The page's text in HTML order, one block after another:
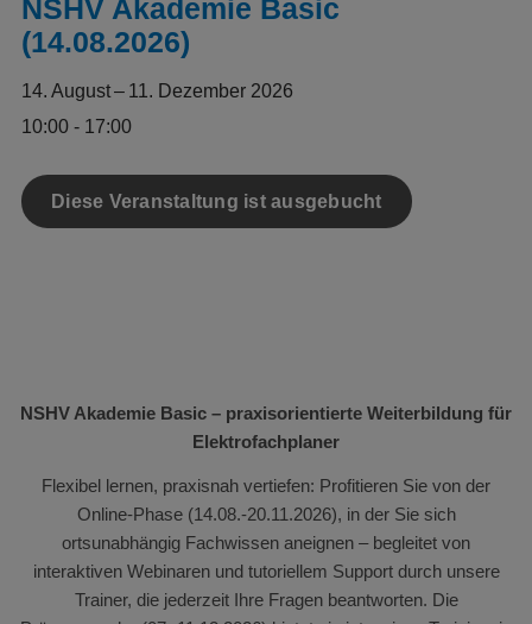
NSHV Akademie Basic
(14.08.2026)
14. August – 11. Dezember 2026
10:00 - 17:00
Diese Veranstaltung ist ausgebucht
NSHV Akademie Basic – praxisorientierte Weiterbildung für
Elektrofachplaner
Flexibel lernen, praxisnah vertiefen: Profitieren Sie von der
Online-Phase (14.08.-20.11.2026), in der Sie sich
ortsunabhängig Fachwissen aneignen – begleitet von
interaktiven Webinaren und tutoriellem Support durch unsere
Trainer, die jederzeit Ihre Fragen beantworten. Die